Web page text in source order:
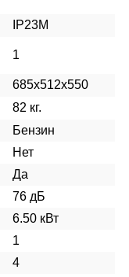
IP23M
1
685x512x550
82 кг.
Бензин
Нет
Да
76 дБ
6.50 кВт
1
4